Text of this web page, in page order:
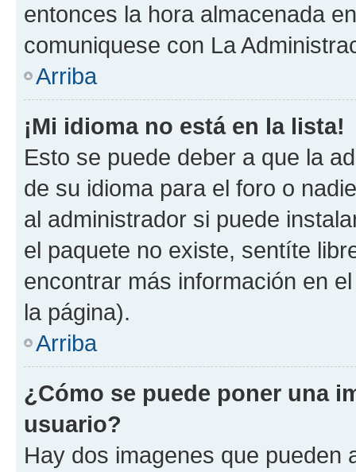
entonces la hora almacenada
comuniquese con La
Arriba
¡Mi idioma no está en la lista!
Esto se puede deber a que la
de su idioma para el foro o
al administrador si puede
el paquete no existe, sentíte
encontrar más información en
la página).
Arriba
¿Cómo se puede poner una
usuario?
Hay dos imagenes que pueden